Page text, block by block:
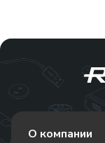
О компании